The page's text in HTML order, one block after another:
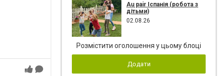
Au pair Іспанія (робота з
дітьми)
02.08.26
Розмістити оголошення у цьому блоці
Додати